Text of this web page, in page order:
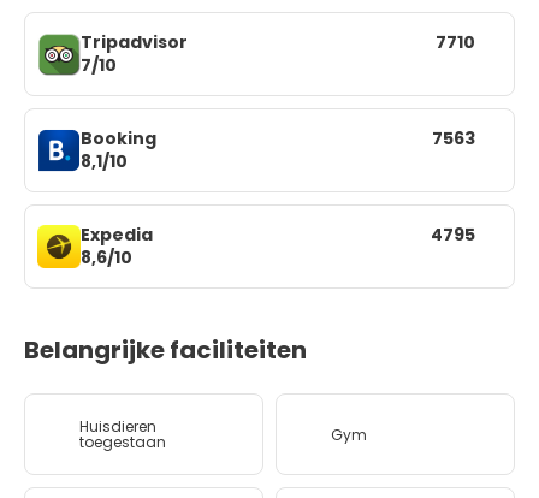
Tripadvisor
7/10
7710
Booking
8,1/10
7563
Expedia
8,6/10
4795
Belangrijke faciliteiten
Huisdieren
toegestaan Gym